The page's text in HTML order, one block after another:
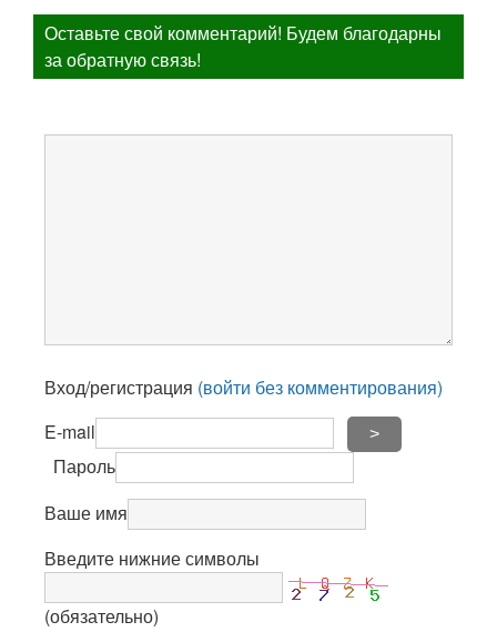
Оставьте свой комментарий! Будем благодарны
за обратную связь!
Вход/регистрация (войти без комментирования)
E-mail
>
Пароль
Ваше имя
Введите нижние символы
(обязательно)